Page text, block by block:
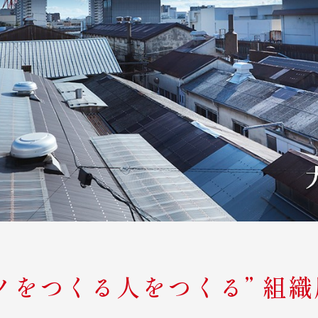
をつくる人をつくる” 組